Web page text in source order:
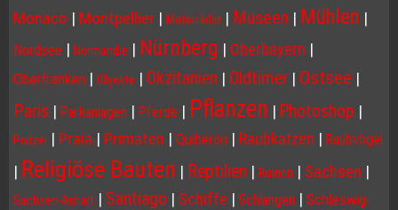
Monaco | Montpellier | Motorräder | Museen | Mühlen |
Nordsee | Normandie | Nürnberg | Oberbayern |
Oberfranken | Objekte | Okzitanien | Oldtimer | Ostsee |
Paris | Parkanlagen | Pferde | Pflanzen | Photoshop |
Polizei | Praia | Primaten | Quiberon | Raubkatzen | Raubvögel
| Religiöse Bauten | Reptilien | Ruinen | Sachsen |
Sachsen-Anhalt | Santiago | Schiffe | Schlangen | Schleswig-